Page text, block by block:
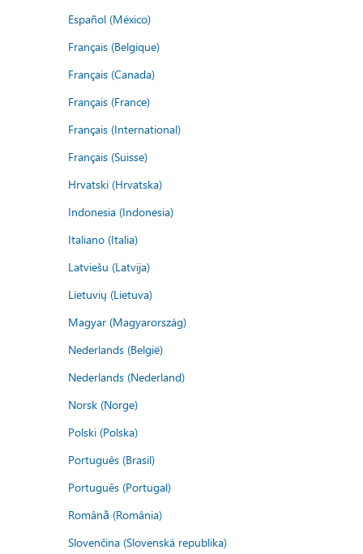
Español (México)
Français (Belgique)
Français (Canada)
Français (France)
Français (International)
Français (Suisse)
Hrvatski (Hrvatska)
Indonesia (Indonesia)
Italiano (Italia)
Latviešu (Latvija)
Lietuvių (Lietuva)
Magyar (Magyarország)
Nederlands (België)
Nederlands (Nederland)
Norsk (Norge)
Polski (Polska)
Português (Brasil)
Português (Portugal)
Română (România)
Slovenčina (Slovenská republika)